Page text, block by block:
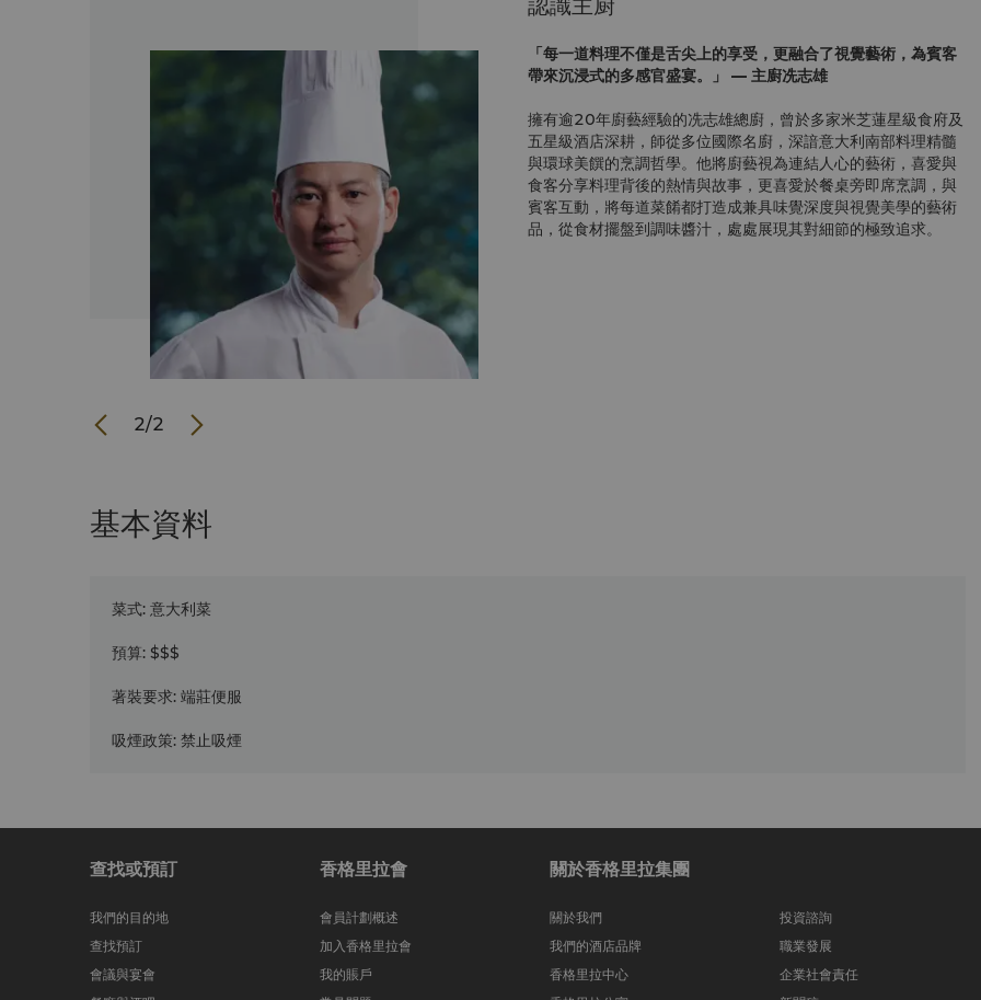
「每一道料理不僅是舌尖上的享受，更融合了視覺藝術，為賓客
帶來沉浸式的多感官盛宴。」 — 主廚冼志雄
擁有逾20年廚藝經驗的冼志雄總廚，曾於多家米芝蓮星級食府及
五星級酒店深耕，師從多位國際名廚，深諳意大利南部料理精髓
與環球美饌的烹調哲學。他將廚藝視為連結人心的藝術，喜愛與
食客分享料理背後的熱情與故事，更喜愛於餐桌旁即席烹調，與
賓客互動，將每道菜餚都打造成兼具味覺深度與視覺美學的藝術
品，從食材擺盤到調味醬汁，處處展現其對細節的極致追求。
2/2
基本資料
菜式: 意大利菜
預算: $$$
著裝要求: 端莊便服
吸煙政策: 禁止吸煙
查找或預訂
我們的目的地
查找預訂
會議與宴會
香格里拉會
會員計劃概述
加入香格里拉會
我的賬戶
關於香格里拉集團
關於我們
我們的酒店品牌
香格里拉中心
投資諮詢
職業發展
企業社會責任